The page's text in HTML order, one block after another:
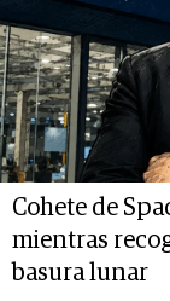
Cohete de
mientras
basura lunar